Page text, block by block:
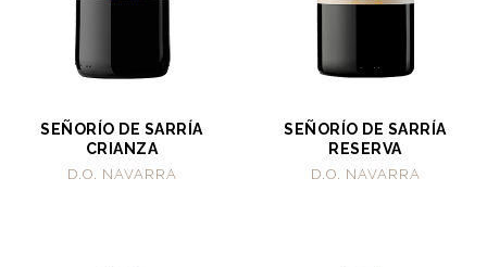
SEÑORÍO DE SARRÍA
CRIANZA
D.O. NAVARRA
SEÑORÍO DE SARRÍA
RESERVA
D.O. NAVARRA